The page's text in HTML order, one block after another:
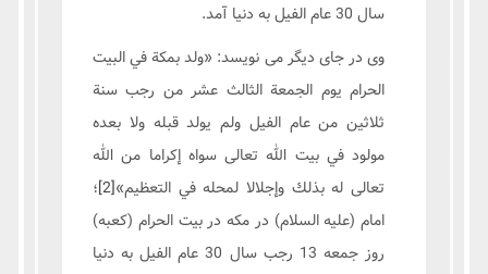
سال 30 عام الفیل به دنیا آمد.
وی در جای دیگر می نویسد: «ولد بمكة في البيت
الحرام يوم الجمعة الثالث عشر من رجب سنة
ثلاثين من عام الفيل ولم يولد قبله ولا بعده‏
مولود في‏ بيت‏ الله تعالى سواه إكراما من الله
تعالى له بذلك وإجلالا لمحله في التعظيم»[2] ؛
امام (علیه السلام) در مکه در بیت الحرام (کعبه)
روز جمعه 13 رجب سال 30 عام الفیل به دنیا